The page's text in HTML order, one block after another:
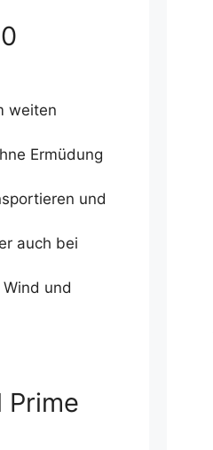
weiten
Ermüdung
und
auch bei
und
Prime